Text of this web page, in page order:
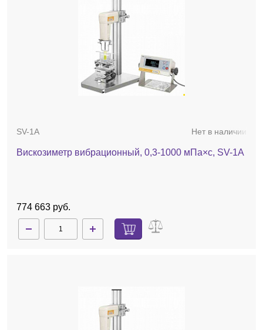
SV-1A Нет в наличии
Вискозиметр вибрационный, 0,3-1000 мПа×с, SV-1A
774 663 руб.